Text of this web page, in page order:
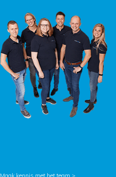
Maak kennis met het team >